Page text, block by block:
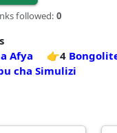
followed: 0
Afya 👉4
cha Simulizi